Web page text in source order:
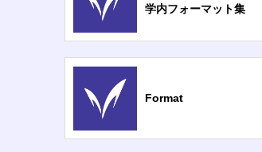
学内フォーマット集
Format